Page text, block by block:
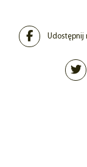
Udostępnij